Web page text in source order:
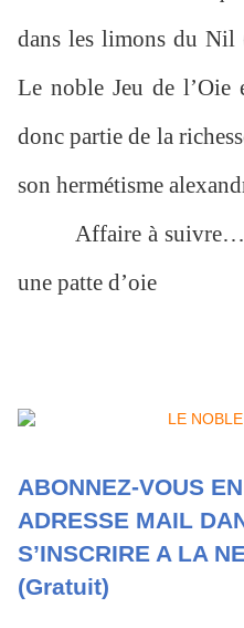
dans les limons du Nil
Le noble Jeu de l’Oie
donc partie de la
son hermétisme
Affaire à suivre…
une patte d’oie
Jean-
ABONNEZ-VOUS
ADRESSE MAIL
S’INSCRIRE A LA
(Gratuit)